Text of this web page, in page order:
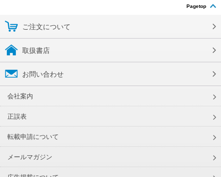
Pagetop
ご注文について
取扱書店
お問い合わせ
会社案内
正誤表
転載申請について
メールマガジン